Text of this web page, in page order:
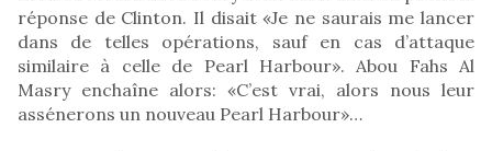
réponse de Clinton. Il disait «Je ne saurais me lancer
dans de telles opérations, sauf en cas d’attaque
similaire à celle de Pearl Harbour». Abou Fahs Al
Masry enchaîne alors: «C’est vrai, alors nous leur
assénerons un nouveau Pearl Harbour»…